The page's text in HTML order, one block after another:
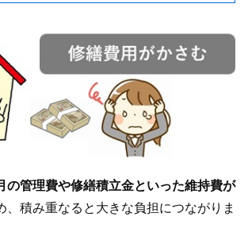
の管理費や修繕積立金といった維持費が
、積み重なると大きな負担につながりま